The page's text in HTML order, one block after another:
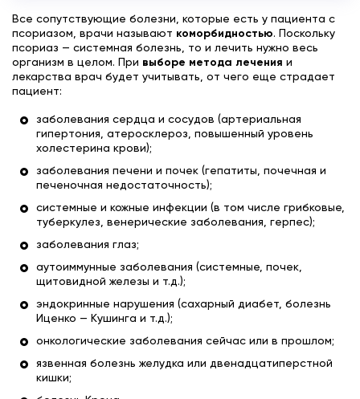
Все сопутствующие болезни, которые есть у пациента с
псориазом, врачи называют коморбидностью. Поскольку
псориаз — системная болезнь, то и лечить нужно весь
организм в целом. При выборе метода лечения и
лекарства врач будет учитывать, от чего еще страдает
пациент:
заболевания сердца и сосудов (артериальная
гипертония, атеросклероз, повышенный уровень
холестерина крови);
заболевания печени и почек (гепатиты, почечная и
печеночная недостаточность);
системные и кожные инфекции (в том числе грибковые,
туберкулез, венерические заболевания, герпес);
заболевания глаз;
аутоиммунные заболевания (системные, почек,
щитовидной железы и т.д.);
эндокринные нарушения (сахарный диабет, болезнь
Иценко — Кушинга и т.д.);
онкологические заболевания сейчас или в прошлом;
язвенная болезнь желудка или двенадцатиперстной
кишки;